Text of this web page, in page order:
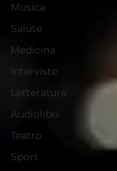
Musica
Salute
Medicina
Interviste
Letteratura
Audiolibri
Teatro
Sport